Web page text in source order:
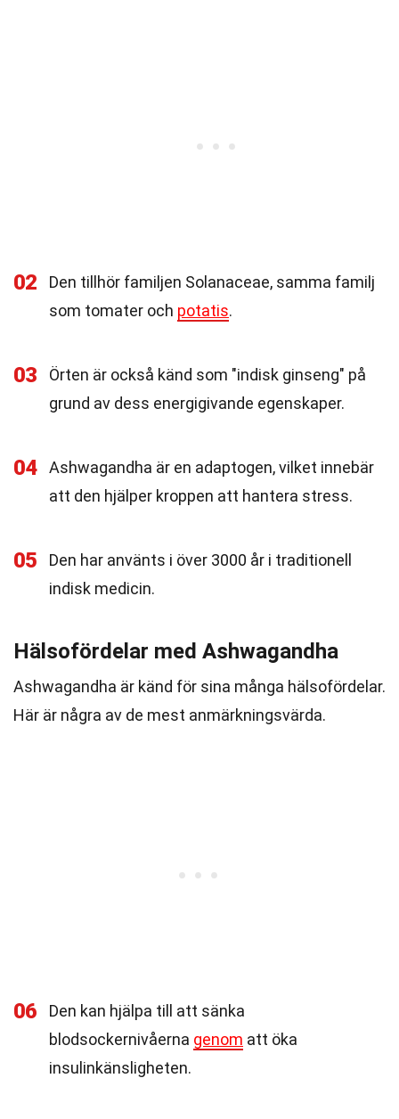
02
Den tillhör familjen Solanaceae, samma familj
som tomater och potatis.
03
Örten är också känd som "indisk ginseng" på
grund av dess energigivande egenskaper.
04
Ashwagandha är en adaptogen, vilket innebär
att den hjälper kroppen att hantera stress.
05
Den har använts i över 3000 år i traditionell
indisk medicin.
Hälsofördelar med Ashwagandha
Ashwagandha är känd för sina många hälsofördelar.
Här är några av de mest anmärkningsvärda.
06
Den kan hjälpa till att sänka
blodsockernivåerna genom att öka
insulinkänsligheten.